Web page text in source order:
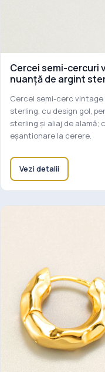
Cercei semi-cercuri
nuanță de argint
Cercei semi-cerc
sterling, cu design gol,
sterling și aliaj de
eșantionare la cerere.
Vezi detalii